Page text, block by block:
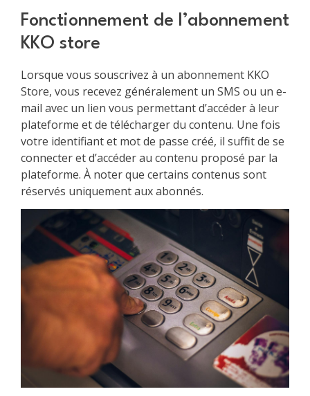
Fonctionnement de l’abonnement
KKO store
Lorsque vous souscrivez à un abonnement KKO
Store, vous recevez généralement un SMS ou un e-
mail avec un lien vous permettant d’accéder à leur
plateforme et de télécharger du contenu. Une fois
votre identifiant et mot de passe créé, il suffit de se
connecter et d’accéder au contenu proposé par la
plateforme. À noter que certains contenus sont
réservés uniquement aux abonnés.